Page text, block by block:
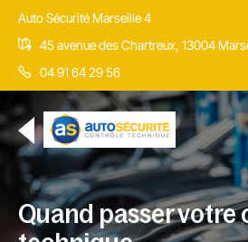
Auto Sécurité Marseille 4
45 avenue des Chartreux, 13004
04 91 64 29 56
Quand passer votre